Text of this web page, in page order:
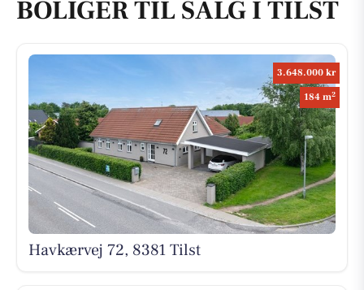
BOLIGER TIL SALG I TILST
3.648.000 kr
184 m2
Havkærvej 72, 8381 Tilst